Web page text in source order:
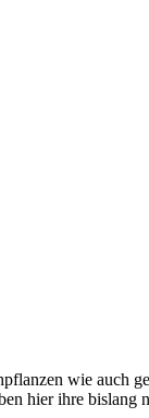
wie auch
hier ihre bislang